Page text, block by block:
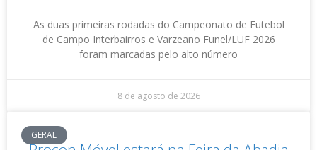
As duas primeiras rodadas do Campeonato de Futebol
de Campo Interbairros e Varzeano Funel/LUF 2026
foram marcadas pelo alto número
8 de agosto de 2026
GERAL